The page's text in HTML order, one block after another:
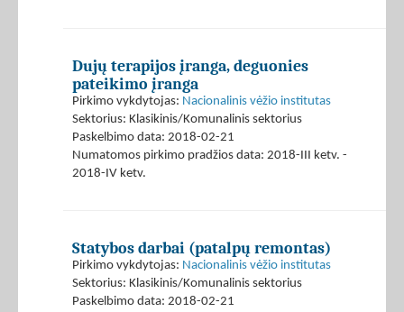
Dujų terapijos įranga, deguonies
pateikimo įranga
Pirkimo vykdytojas: Nacionalinis vėžio institutas
Sektorius: Klasikinis/Komunalinis sektorius
Paskelbimo data: 2018-02-21
Numatomos pirkimo pradžios data: 2018-III ketv. -
2018-IV ketv.
Statybos darbai (patalpų remontas)
Pirkimo vykdytojas: Nacionalinis vėžio institutas
Sektorius: Klasikinis/Komunalinis sektorius
Paskelbimo data: 2018-02-21